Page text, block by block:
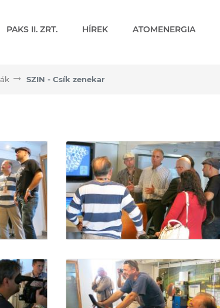
PAKS II. ZRT. HÍREK ATOMENERGIA
SZIN - Csík zenekar
- Képgalériák